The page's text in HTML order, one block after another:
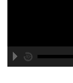
00:00 A